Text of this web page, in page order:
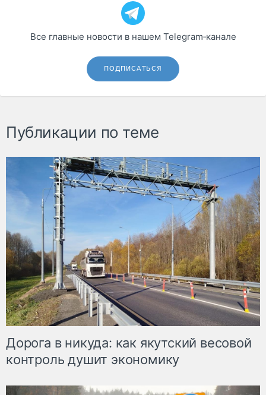
Все главные новости в нашем Telegram‑канале
ПОДПИСАТЬСЯ
Публикации по теме
Дорога в никуда: как якутский весовой
контроль душит экономику